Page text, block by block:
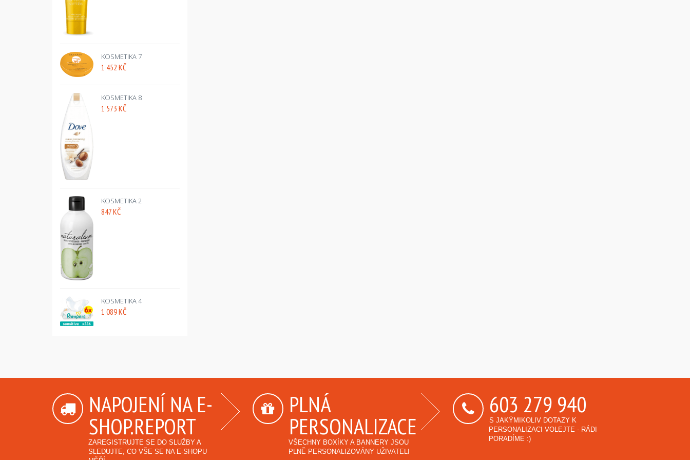
KOSMETIKA 7
1 452 KČ
KOSMETIKA 8
1 573 KČ
KOSMETIKA 2
847 KČ
KOSMETIKA 4
1 089 KČ
NAPOJENÍ NA E-
SHOP.REPORT
ZAREGISTRUJTE SE DO SLUŽBY A
SLEDUJTE, CO VŠE SE NA E-SHOPU
PLNÁ
PERSONALIZACE
VŠECHNY BOXÍKY A BANNERY JSOU
PLNĚ PERSONALIZOVÁNY UŽIVATELI
603 279 940
S JAKÝMIKOLIV DOTAZY K
PERSONALIZACI VOLEJTE - RÁDI
PORADÍME :)